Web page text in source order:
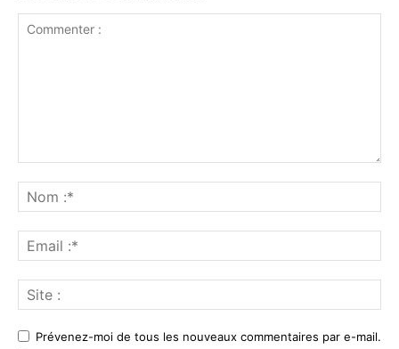
Prévenez-moi de tous les nouveaux commentaires par e-mail.